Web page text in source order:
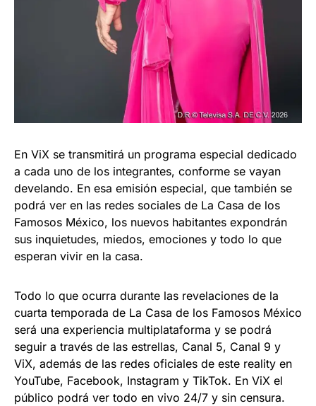
En ViX se transmitirá un programa especial dedicado
a cada uno de los integrantes, conforme se vayan
develando. En esa emisión especial, que también se
podrá ver en las redes sociales de La Casa de los
Famosos México, los nuevos habitantes expondrán
sus inquietudes, miedos, emociones y todo lo que
esperan vivir en la casa.
Todo lo que ocurra durante las revelaciones de la
cuarta temporada de La Casa de los Famosos México
será una experiencia multiplataforma y se podrá
seguir a través de las estrellas, Canal 5, Canal 9 y
ViX, además de las redes oficiales de este reality en
YouTube, Facebook, Instagram y TikTok. En ViX el
público podrá ver todo en vivo 24/7 y sin censura.